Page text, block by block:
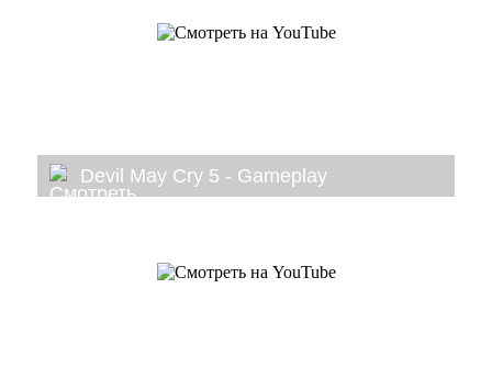
Devil May Cry 5 - Gameplay